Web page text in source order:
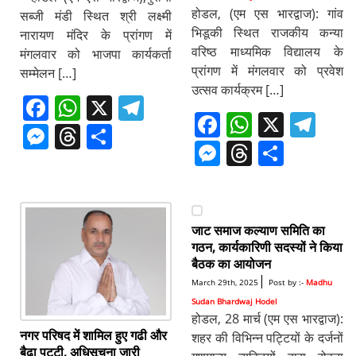
सब्जी मंडी स्थित श्री लक्ष्मी
नारायण मंदिर के प्रांगण में
मंगलवार को भाजपा कार्यकर्ता
सम्मेलन […]
F
a
c
b
o
k
W
h
at
A
p
p
X T
a
M
e
g
er
T
a
d
s
S
e
होडल, (एम एस भारद्वाज): गांव
भिडूकी स्थित राजकीय कन्या
वरिष्ठ माध्यमिक विद्यालय के
प्रांगण में मंगलवार को प्रवेश
उत्सव कार्यक्रम […]
F
a
c
b
o
o
k
W
h
at
A
p
p
X
a
m
M
e
n
g
er
T
a
d
s
e
नगर परिषद में शामिल हुए गढी और
बैढा पट्टी, अधिसूचना जारी
जाट समाज कल्याण समिति का
गठन, कार्यकारिणी सदस्यों ने किया
बैठक का आयोजन
March 29th, 2025 | Post by :- Madhu
Sudan Bhardwaj Hodel
होडल, 28 मार्च (एम एस भारद्वाज):
शहर की विभिन्न पट्टियों के दर्जनों